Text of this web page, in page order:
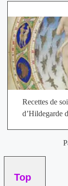
Recettes de
d’Hildegarde
Top